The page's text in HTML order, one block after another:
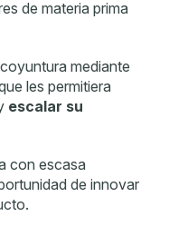
de materia prima
mediante
les permitiera
escalar su
con escasa
de innovar